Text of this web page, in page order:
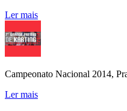
Ler mais
Campeonato Nacional 2014,
Ler mais